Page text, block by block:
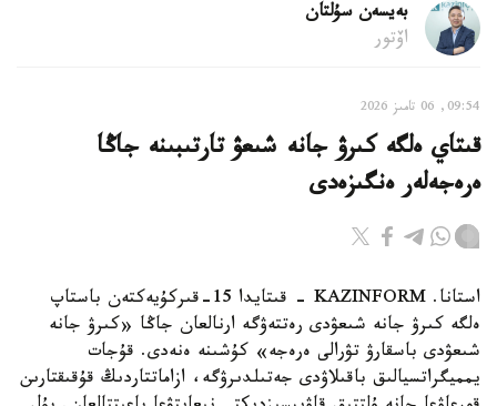
بەيسەن سۇلتان
اۆتور
09:54, 06 تامىز 2026
قىتاي ەلگە كىرۋ جانە شىعۋ تارتىبىنە جاڭا
ەرەجەلەر ەنگىزەدى
استانا. KAZINFORM - قىتايدا 15-قىركۇيەكتەن باستاپ
ەلگە كىرۋ جانە شىعۋدى رەتتەۋگە ارنالعان جاڭا «كىرۋ جانە
شىعۋدى باسقارۋ تۋرالى ەرەجە» كۇشىنە ەنەدى. قۇجات
يمميگراتسيالىق باقىلاۋدى جەتىلدىرۋگە، ازاماتتاردىڭ قۇقىقتارىن